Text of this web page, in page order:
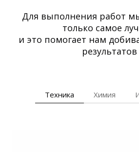
Для выполнения работ
только самое
и это помогает нам
результатов
Техника Химия